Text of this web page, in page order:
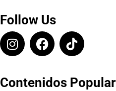
Follow Us
Contenidos